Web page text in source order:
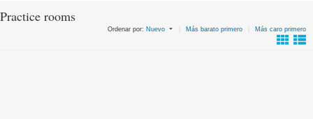
Practice rooms
Ordenar por: Nuevo Más barato primero Más caro primero